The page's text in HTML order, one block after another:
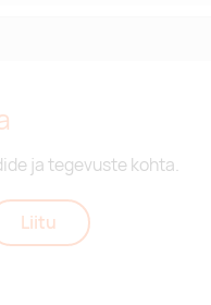
ja tegevuste kohta.
Liitu